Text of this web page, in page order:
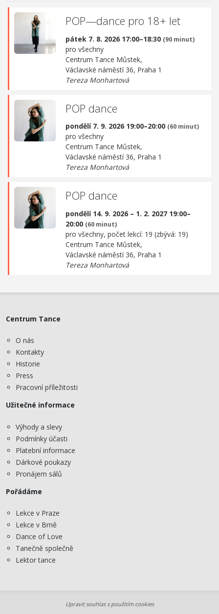
POP—dance pro 18+ let
pátek 7. 8. 2026 17:00–18:30 (90 minut)
pro všechny
Centrum Tance Můstek,
Václavské náměstí 36, Praha 1
Tereza Monhartová
POP dance
pondělí 7. 9. 2026 19:00–20:00 (60 minut)
pro všechny
Centrum Tance Můstek,
Václavské náměstí 36, Praha 1
Tereza Monhartová
POP dance
pondělí 14. 9. 2026 – 1. 2. 2027 19:00–
20:00 (60 minut)
pro všechny, počet lekcí: 19 (zbývá: 19)
Centrum Tance Můstek,
Václavské náměstí 36, Praha 1
Tereza Monhartová
Centrum Tance
O nás
Kontakty
Historie
Press
Pracovní příležitosti
Užitečné informace
Výhody a slevy
Podmínky účasti
Platební informace
Dárkové poukazy
Pronájem sálů
Pořádáme
Lekce v Praze
Lekce v Brně
Dance of Love
Tanečně společně
Lektor tance
Upravit souhlas s použitím cookies